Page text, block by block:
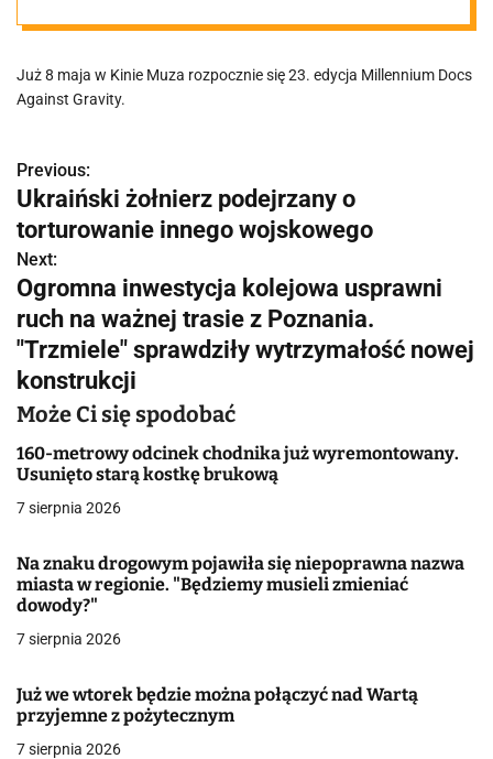
dni
zaprezentowan
ych zostanie 59
filmów z całego
świata
Już 8 maja w Kinie Muza rozpocznie się 23. edycja Millennium Docs
Against Gravity.
N
a
w
i
g
a
c
j
a
w
p
i
u
Previous:
Ukraiński żołnierz podejrzany o
torturowanie innego wojskowego
Next:
Ogromna inwestycja kolejowa usprawni
ruch na ważnej trasie z Poznania.
"Trzmiele" sprawdziły wytrzymałość nowej
konstrukcji
Może Ci się spodobać
160-metrowy odcinek chodnika już wyremontowany.
Usunięto starą kostkę brukową
7 sierpnia 2026
Na znaku drogowym pojawiła się niepoprawna nazwa
miasta w regionie. "Będziemy musieli zmieniać
dowody?"
7 sierpnia 2026
Już we wtorek będzie można połączyć nad Wartą
przyjemne z pożytecznym
7 sierpnia 2026